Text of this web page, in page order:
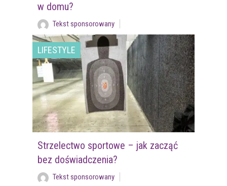
w domu?
Tekst sponsorowany
LIFESTYLE
Strzelectwo sportowe – jak zacząć
bez doświadczenia?
Tekst sponsorowany